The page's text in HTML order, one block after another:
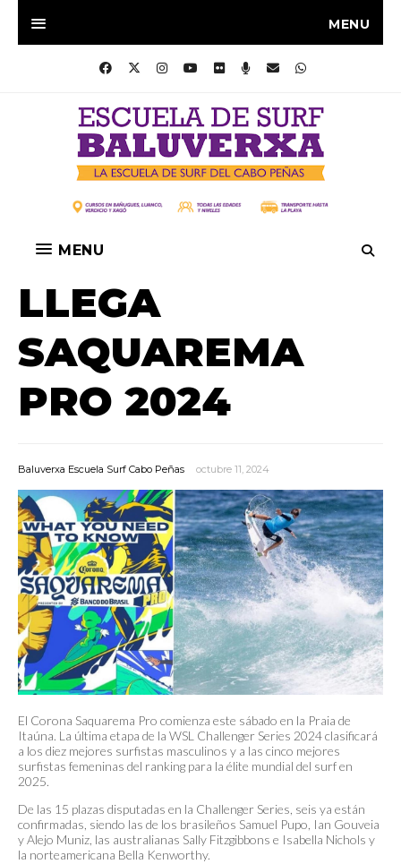
MENU
MENU
LLEGA
SAQUAREMA
PRO 2024
Baluverxa Escuela Surf Cabo Peñas octubre 11, 2024
El Corona Saquarema Pro comienza este sábado en la Praia de
Itaúna. La última etapa de la WSL Challenger Series 2024 clasificará
a los diez mejores surfistas masculinos y a las cinco mejores
surfistas femeninas del ranking para la élite mundial del surf en
2025.
De las 15 plazas disputadas en la Challenger Series, seis ya están
confirmadas, siendo las de los brasileños Samuel Pupo, Ian Gouveia
y Alejo Muniz, las australianas Sally Fitzgibbons e Isabella Nichols y
la norteamericana Bella Kenworthy.